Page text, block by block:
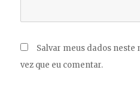
Salvar meus dados
vez que eu comentar.